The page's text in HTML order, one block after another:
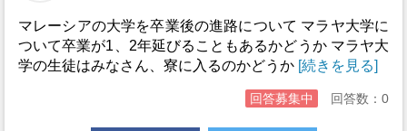
マレーシアの大学を卒業後の進路について マラヤ大学に
ついて卒業が1、2年延びることもあるかどうか マラヤ大
学の生徒はみなさん、寮に入るのかどうか [続きを見る]
回答募集中 回答数：0